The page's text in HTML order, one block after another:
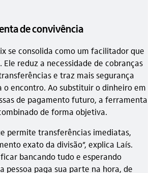
de convivência
se consolida como um facilitador que
reduz a necessidade de cobranças
e traz mais segurança
o encontro. Ao substituir o dinheiro em
de pagamento futuro, a ferramenta
de forma objetiva.
permite transferências imediatas,
exato da divisão”, explica Laís.
bancando tudo e esperando
pessoa paga sua parte na hora, de